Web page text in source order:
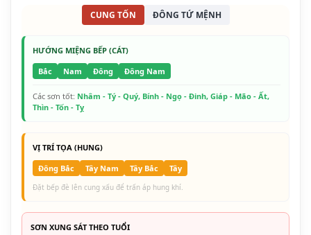
CUNG TỐN ĐÔNG TỨ MỆNH
HƯỚNG MIỆNG BẾP (CÁT)
Bắc
Nam Đông Đông Nam
Các sơn tốt: Nhâm - Tý - Quý, Bính - Ngọ - Đinh, Giáp - Mão - Ất,
Thìn - Tốn - Tỵ
VỊ TRÍ TỌA (HUNG)
Đông Bắc
Tây Nam Tây Bắc Tây
Đặt bếp đè lên cung xấu để trấn áp hung khí.
SƠN XUNG SÁT THEO TUỔI